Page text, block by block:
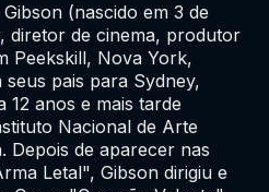
(nascido em 3 de
diretor de cinema, produtor
Peekskill, Nova York,
pais para Sydney,
12 anos e mais tarde
Nacional de Arte
Depois de aparecer nas
Letal", Gibson dirigiu e